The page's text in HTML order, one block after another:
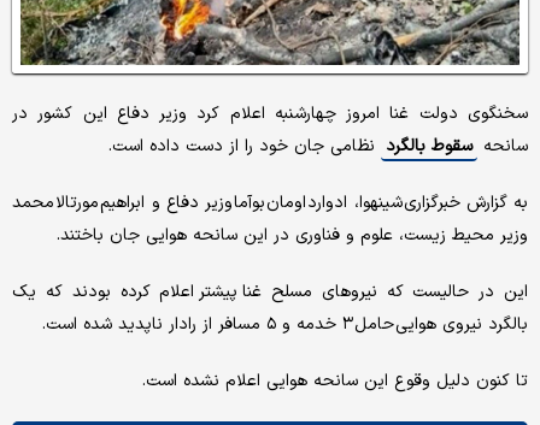
سخنگوی دولت غنا امروز چهارشنبه اعلام کرد وزیر دفاع این کشور در
سانحه سقوط بالگرد نظامی جان خود را از دست داده است.
به گزارش خبرگزاری شینهوا، ادوارد اومان بوآما وزیر دفاع و ابراهیم مورتالا محمد
وزیر محیط زیست، علوم و فناوری در این سانحه هوایی جان باختند.
این در حالیست که نیروهای مسلح غنا پیشتر اعلام کرده بودند که یک
بالگرد نیروی هوایی حامل ۳ خدمه و ۵ مسافر از رادار ناپدید شده است.
تا کنون دلیل وقوع این سانحه هوایی اعلام نشده است.